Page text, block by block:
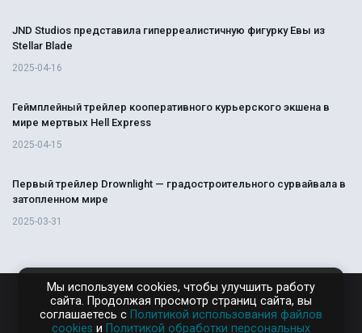
JND Studios представила гиперреалистичную фигурку Евы из
Stellar Blade
2025-04-16
Геймплейный трейлер кооперативного курьерского экшена в
мире мертвых Hell Express
2025-04-15
Первый трейлер Drownlight — градостроительного сурвайвала в
затопленном мире
2025-03-31
Мы используем cookies, чтобы улучшить работу
сайта. Продолжая просмотр страниц сайта, вы
соглашаетесь с Политикой использования файлов
cookies и Политикой обработки персональных
RAMPAGA.RU